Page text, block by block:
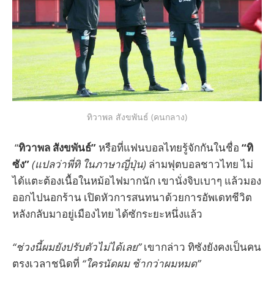
ทิวาพล สังขพันธ์ (คนกลาง)
“ทิวาพล สังขพันธ์” หรือที่แฟนบอลไทยรู้จักกันในชื่อ “ทิ
ซัง”(แปลว่าพี่ทิ ในภาษาญี่ปุ่น) ล่ามฟุตบอลชาวไทย ไม่
ได้แตะต้องเนื้อในหม้อไฟมากนัก เขานั่งจิบเบาๆ แล้วมอง
ออกไปนอกร้าน เปิดหัวการสนทนาด้วยการอัพเดทชีวิต
หลังกลับมาอยู่เมืองไทย ได้ซักระยะหนึ่งแล้ว
“ช่วงนี้ผมยังปรับตัวไม่ได้เลย”เขากล่าว ทิซังยังคงเป็นคน
ตรงเวลาชนิดที่ “ใครนัดผม ช้ากว่าผมหมด”